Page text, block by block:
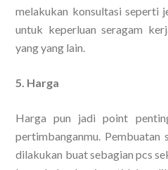
melakukan konsultasi seperti
untuk keperluan seragam
yang yang lain.
5. Harga
Harga pun jadi point
pertimbanganmu. Pembuatan
dilakukan buat sebagian pcs